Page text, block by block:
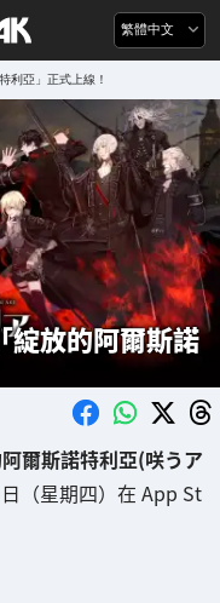
繁體中文
利亞」正式上線！
綻放的阿爾斯諾
爾斯諾特利亞(咲うア
（星期四）在 App St